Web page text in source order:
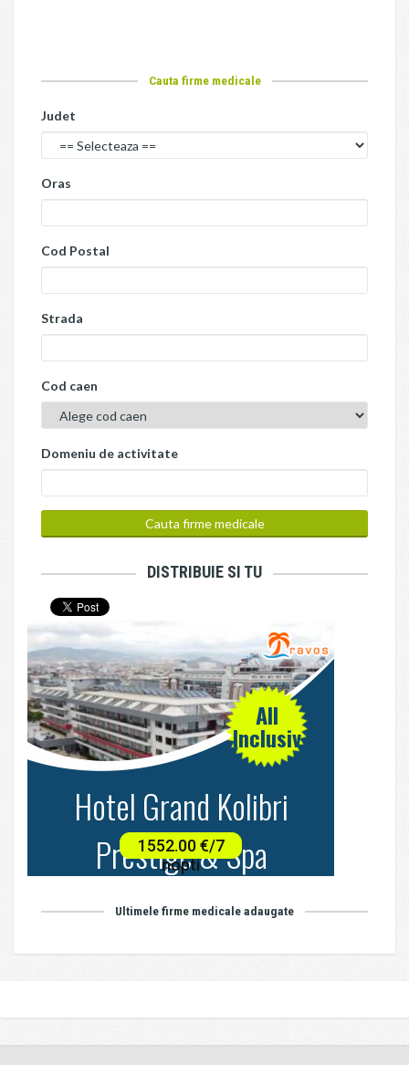
Cauta firme medicale
Judet
Oras
Cod Postal
Strada
Cod caen
Domeniu de activitate
DISTRIBUIE SI TU
Ultimele firme medicale adaugate